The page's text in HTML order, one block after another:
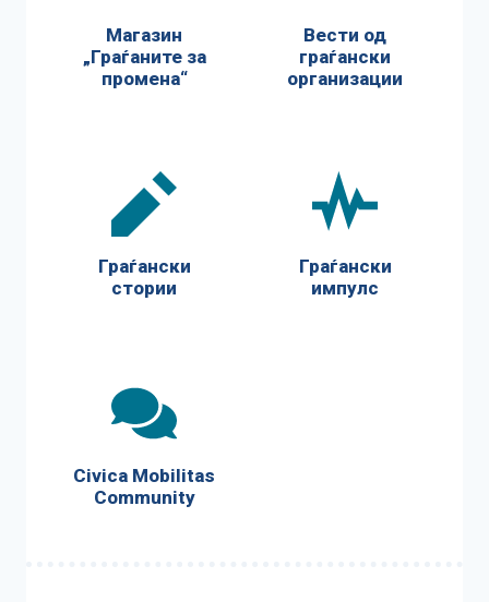
Магазин
„Граѓаните за
промена“
Вести од
граѓански
организации
Граѓански
стории
Граѓански
импулс
Civica Mobilitas
Community